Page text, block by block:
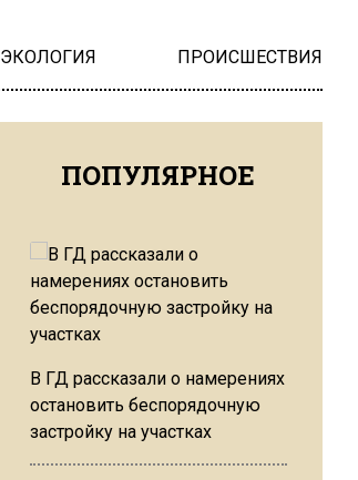
ЭКОЛОГИЯ ПРОИСШЕСТВИЯ
ПОПУЛЯРНОЕ
В ГД рассказали о намерениях
остановить беспорядочную
застройку на участках